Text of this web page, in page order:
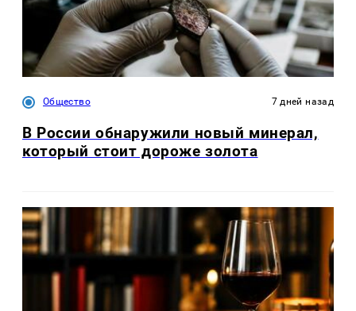
Общество 7 дней назад
В России обнаружили новый минерал,
который стоит дороже золота